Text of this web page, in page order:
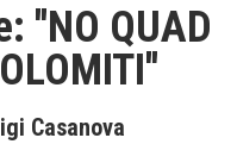
''NO QUAD
Casanova